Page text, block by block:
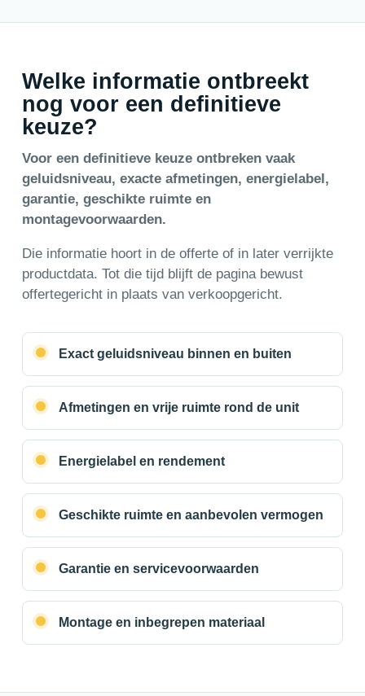
Welke informatie ontbreekt
nog voor een definitieve
keuze?
Voor een definitieve keuze ontbreken vaak
geluidsniveau, exacte afmetingen, energielabel,
garantie, geschikte ruimte en
montagevoorwaarden.
Die informatie hoort in de offerte of in later verrijkte
productdata. Tot die tijd blijft de pagina bewust
offertegericht in plaats van verkoopgericht.
Exact geluidsniveau binnen en buiten
Afmetingen en vrije ruimte rond de unit
Energielabel en rendement
Geschikte ruimte en aanbevolen vermogen
Garantie en servicevoorwaarden
Montage en inbegrepen materiaal